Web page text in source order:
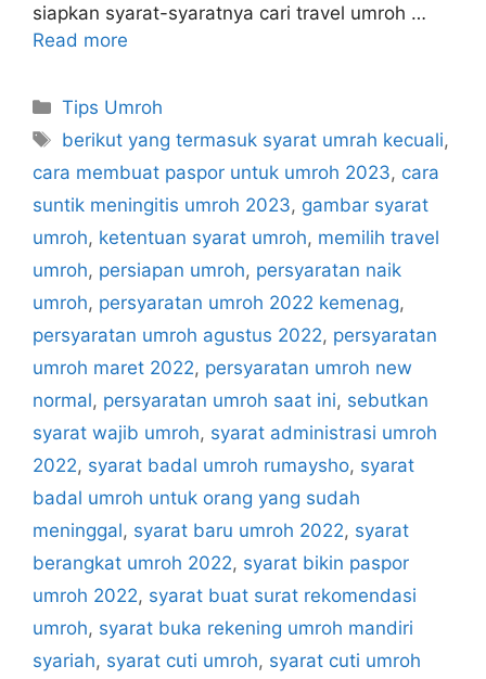
siapkan syarat-syaratnya cari travel umroh …
Read more
Categories
Tips Umroh
Tags
berikut yang termasuk syarat umrah kecuali,
cara membuat paspor untuk umroh 2023, cara
suntik meningitis umroh 2023, gambar syarat
umroh, ketentuan syarat umroh, memilih travel
umroh, persiapan umroh, persyaratan naik
umroh, persyaratan umroh 2022 kemenag,
persyaratan umroh agustus 2022, persyaratan
umroh maret 2022, persyaratan umroh new
normal, persyaratan umroh saat ini, sebutkan
syarat wajib umroh, syarat administrasi umroh
2022, syarat badal umroh rumaysho, syarat
badal umroh untuk orang yang sudah
meninggal, syarat baru umroh 2022, syarat
berangkat umroh 2022, syarat bikin paspor
umroh 2022, syarat buat surat rekomendasi
umroh, syarat buka rekening umroh mandiri
syariah, syarat cuti umroh, syarat cuti umroh